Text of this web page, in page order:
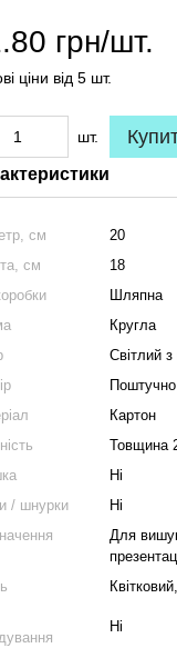
грн/шт.
ціни від 5 шт.
шт.
см
20
см
18
Шляпна
Кругла
Світлий
Картон
Товщина
Ні
/ шнурки
Ні
Для
Ні